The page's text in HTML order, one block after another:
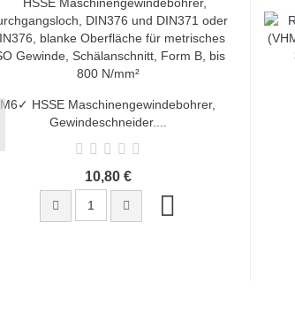
M6✓ HSSE Maschinengewindebohrer,
Gewindeschneider,...
10,80 €